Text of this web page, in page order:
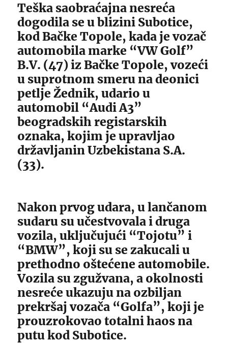
Teška saobraćajna nesreća
dogodila se u blizini Subotice,
kod Bačke Topole, kada je vozač
automobila marke “VW Golf”
B.V. (47) iz Bačke Topole, vozeći
u suprotnom smeru na deonici
petlje Žednik, udario u
automobil “Audi A3”
beogradskih registarskih
oznaka, kojim je upravljao
državljanin Uzbekistana S.A.
(33).
Nakon prvog udara, u lančanom
sudaru su učestvovala i druga
vozila, uključujući “Tojotu” i
“BMW”, koji su se zakucali u
prethodno oštećene automobile.
Vozila su zgužvana, a okolnosti
nesreće ukazuju na ozbiljan
prekršaj vozača “Golfa”, koji je
prouzrokovao totalni haos na
putu kod Subotice.